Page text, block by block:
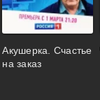
Акушерка. Счастье
на заказ